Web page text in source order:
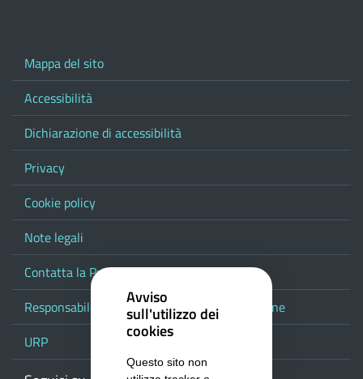
Mappa del sito
Accessibilità
Dichiarazione di accessibilità
Privacy
Cookie policy
Note legali
Contatta la Provincia
Responsabile del procedimento di pubblicazione
URP
Avviso
sull'utilizzo dei
cookies
Questo sito non